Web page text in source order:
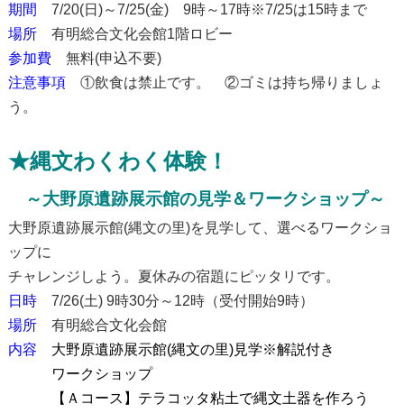
期間
7/20(日)～7/25(金) 9時～17時※7/25は15時まで
場所有明総合文化会館1階ロビー
参加費無料(申込不要)
注意事項①飲食は禁止です。 ②ゴミは持ち帰りましょ
う。
★縄文わくわく体験！
～大野原遺跡展示館の見学＆ワークショップ～
大野原遺跡展示館(縄文の里)を見学して、選べるワークショ
ップに
チャレンジしよう。夏休みの宿題にピッタリです。
日時7/26(土) 9時30分～12時（受付開始9時）
場所有明総合文化会館
内容
大野原遺跡展示館(縄文の里)見学※解説付き
ワークショップ
【Ａコース】テラコッタ粘土で縄文土器を作ろう